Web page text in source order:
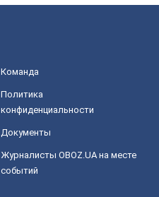
Команда
Политика
конфиденциальности
Документы
Журналисты OBOZ.UA на месте
событий